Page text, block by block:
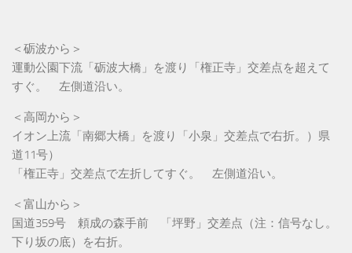
＜砺波から＞
運動公園下流「砺波大橋」を渡り「権正寺」交差点を超えて
すぐ。 左側道沿い。
＜高岡から＞
イオン上流「南郷大橋」を渡り「小泉」交差点で右折。）県
道11号）
「権正寺」交差点で左折してすぐ。 左側道沿い。
＜富山から＞
国道359号 頼成の森手前 「坪野」交差点（注：信号なし。
下り坂の底）を右折。